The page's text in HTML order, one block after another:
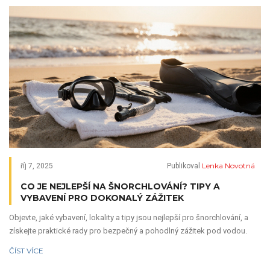
říj 7, 2025 Publikoval Lenka Novotná
CO JE NEJLEPŠÍ NA ŠNORCHLOVÁNÍ? TIPY A
VYBAVENÍ PRO DOKONALÝ ZÁŽITEK
Objevte, jaké vybavení, lokality a tipy jsou nejlepší pro šnorchlování, a
získejte praktické rady pro bezpečný a pohodlný zážitek pod vodou.
ČÍST VÍCE